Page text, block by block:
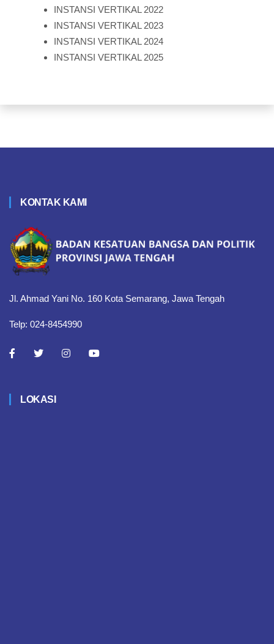
INSTANSI VERTIKAL 2022
INSTANSI VERTIKAL 2023
INSTANSI VERTIKAL 2024
INSTANSI VERTIKAL 2025
KONTAK KAMI
Jl. Ahmad Yani No. 160 Kota Semarang, Jawa Tengah
Telp: 024-8454990
LOKASI